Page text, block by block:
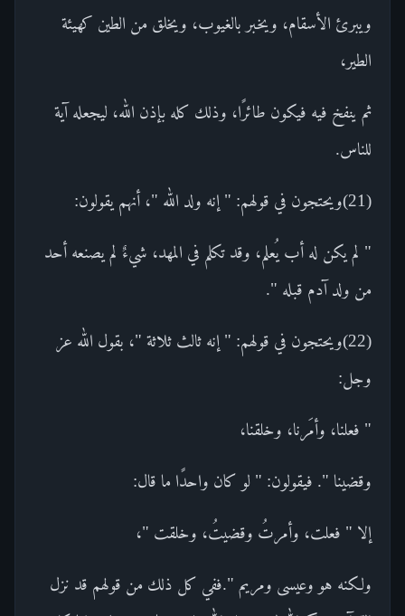
ويبرئ الأسقام، ويخبر بالغيوب، ويخلق من الطين كهيئة
الطير،
ثم ينفخ فيه فيكون طائرًا، وذلك كله بإذن الله، ليجعله آية
للناس.
(21)ويحتجون في قولهم: " إنه ولد الله "، أنهم يقولون:
" لم يكن له أب يُعلم، وقد تكلم في المهد، شيءٌ لم يصنعه أحد
من ولد آدم قبله ".
(22)ويحتجون في قولهم: " إنه ثالث ثلاثة "، بقول الله عز
وجل:
" فعلنا، وأمَرنا، وخلقنا،
وقضينا ". فيقولون: " لو كان واحدًا ما قال:
إلا " فعلت، وأمرتُ وقضيتُ، وخلقت "،
ولكنه هو وعيسى ومريم ".ففي كل ذلك من قولهم قد نزل